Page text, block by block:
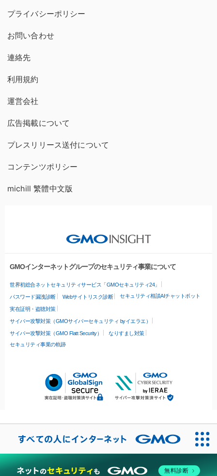
プライバシーポリシー
お問い合わせ
連絡先
利用規約
運営会社
広告掲載について
プレスリリース送付について
コンテンツポリシー
michill 繁體中文版
GMOインターネットグループのセキュリティ事業について
世界初総合ネットセキュリティサービス「GMOセキュリティ24」
パスワード漏洩診断 Webサイトリスク診断 セキュリティ相談AIチャットボット
実在証明・盗聴対策
サイバー攻撃対策（GMOサイバーセキュリティ byイエラエ）
サイバー攻撃対策（GMO Flatt Security）
なりすまし対策
セキュリティ事業の軌跡
無料診断